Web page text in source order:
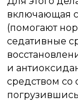
включающая
(помогают
седативные
и
средством со